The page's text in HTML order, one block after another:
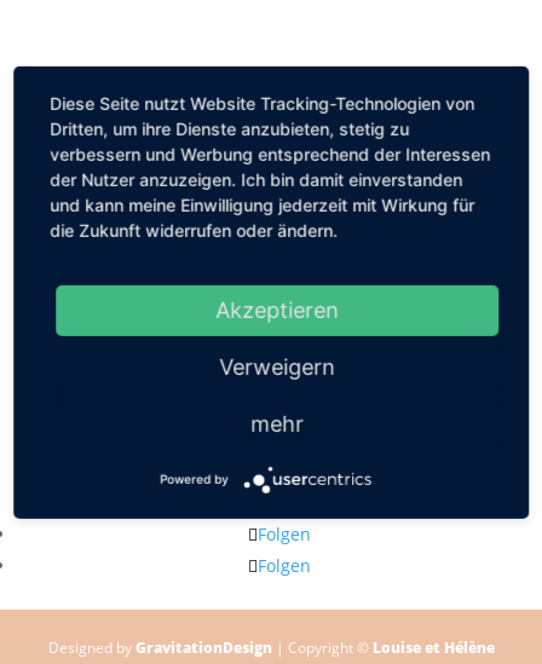
Kastanienallee 56, 10119 Berlin
Folgen
Folgen
Designed byGravitationDesign | Copyright © Louise et Hélène
Diese Seite nutzt Website Tracking-Technologien von
Dritten, um ihre Dienste anzubieten, stetig zu
verbessern und Werbung entsprechend der Interessen
der Nutzer anzuzeigen. Ich bin damit einverstanden
und kann meine Einwilligung jederzeit mit Wirkung für
die Zukunft widerrufen oder ändern.
Akzeptieren
Verweigern
mehr
Powered by